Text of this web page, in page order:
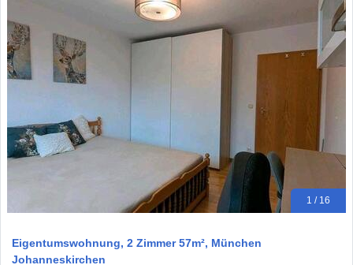
1 / 16
Eigentumswohnung, 2 Zimmer 57m², München
Johanneskirchen